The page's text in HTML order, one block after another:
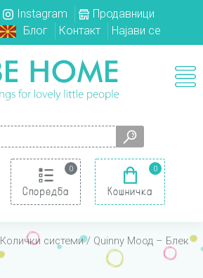
Instagram
Продавници
Блог
Контакт Најави се
0
Споредба
0
Кошничка
Колички системи/ Quinny Моод – Блек